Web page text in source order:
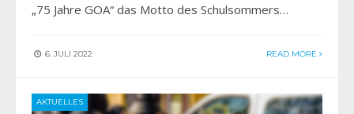
„75 Jahre GOA“ das Motto des Schulsommers…
6. JULI 2022 READ MORE
AKTUELLES